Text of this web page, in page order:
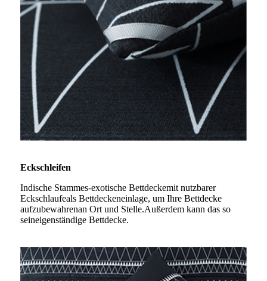
Eckschleifen
Indische Stammes-exotische Bettdeckemit nutzbarer
Eckschlaufeals Bettdeckeneinlage, um Ihre Bettdecke
aufzubewahrenan Ort und Stelle.Außerdem kann das so
seineigenständige Bettdecke.